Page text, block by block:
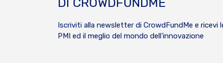
Iscriviti alla newsletter di CrowdFundMe e
PMI ed il meglio del mondo dell’innovazione